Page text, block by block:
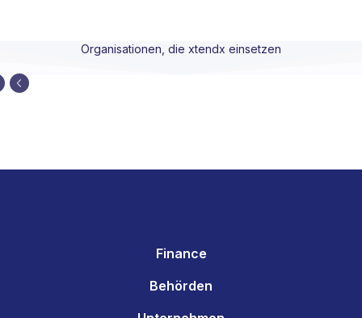
Organisationen, die xtendx einsetzen
Finance
Behörden